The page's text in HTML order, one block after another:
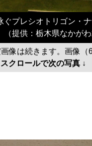
ぐプレシオトリゴン・
提供：栃木県なかがわ
像は続きます。画像（
スクロールで次の写真 ↓